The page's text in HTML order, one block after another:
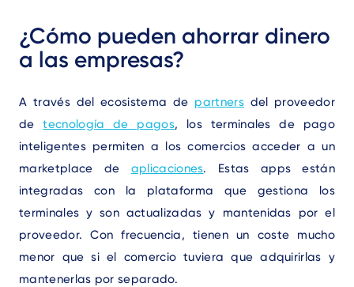
¿Cómo pueden ahorrar dinero
a las empresas?
A través del ecosistema de partnersdel proveedor
detecnología de pagos, los terminales de pago
inteligentes permiten a los comercios acceder a un
marketplace de aplicaciones. Estas apps están
integradas con la plataforma que gestiona los
terminales y son actualizadas y mantenidas por el
proveedor. Con frecuencia, tienen un coste mucho
menor que si el comercio tuviera que adquirirlas y
mantenerlas por separado.